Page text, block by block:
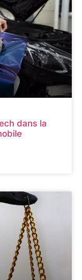
dans la